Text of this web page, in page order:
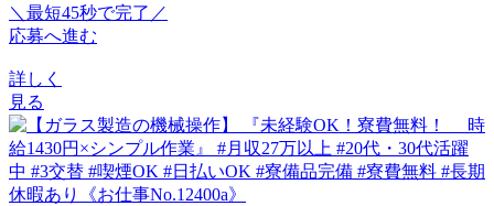
＼最短45秒で完了／
応募へ進む
詳しく
見る